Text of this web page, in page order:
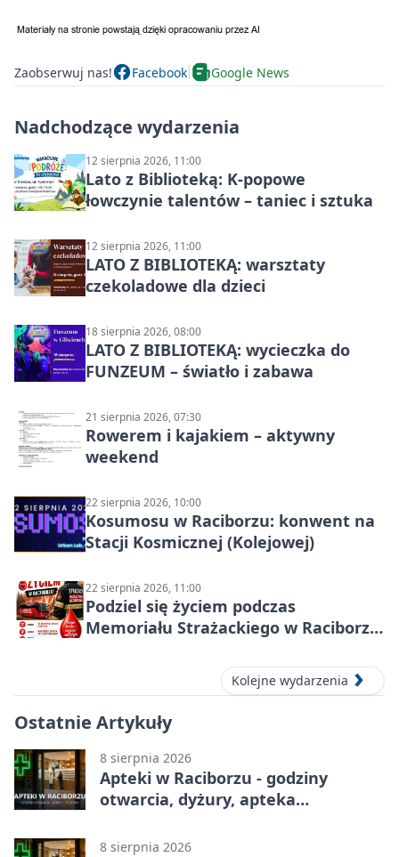
Zaobserwuj nas! Facebook Google News
Nadchodzące wydarzenia
12 sierpnia 2026, 11:00
Lato z Biblioteką: K-popowe
łowczynie talentów – taniec i sztuka
12 sierpnia 2026, 11:00
LATO Z BIBLIOTEKĄ: warsztaty
czekoladowe dla dzieci
18 sierpnia 2026, 08:00
LATO Z BIBLIOTEKĄ: wycieczka do
FUNZEUM – światło i zabawa
21 sierpnia 2026, 07:30
Rowerem i kajakiem – aktywny
weekend
22 sierpnia 2026, 10:00
Kosumosu w Raciborzu: konwent na
Stacji Kosmicznej (Kolejowej)
22 sierpnia 2026, 11:00
Podziel się życiem podczas
Memoriału Strażackiego w Raciborzu
Kolejne wydarzenia
Ostatnie Artykuły
8 sierpnia 2026
Apteki w Raciborzu - godziny
otwarcia, dyżury, apteka
8 sierpnia 2026